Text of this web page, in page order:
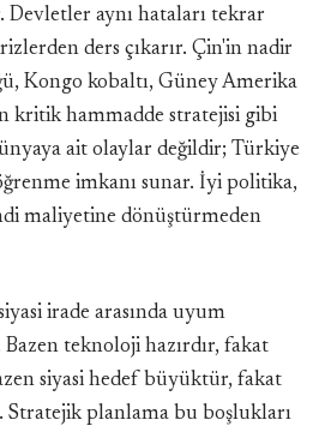
aynı hataları tekrar
ders çıkarır. Çin'in nadir
Kongo kobaltı, Güney Amerika
kritik hammadde stratejisi gibi
ait olaylar değildir; Türkiye
imkanı sunar. İyi politika,
maliyetine dönüştürmeden
irade arasında uyum
Bazen teknoloji hazırdır, fakat
siyasi hedef büyüktür, fakat
Stratejik planlama bu boşlukları